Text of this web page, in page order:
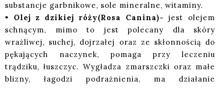
substancje garbnikowe, sole mineralne, witaminy.
• Olej z dzikiej róży(Rosa Canina)- jest olejem
schnącym, mimo to jest polecany dla skóry
wrażliwej, suchej, dojrzałej oraz ze skłonnością do
pękających naczynek, pomaga przy leczeniu
trądziku, łuszczyc. Wygładza zmarszczki oraz małe
blizny, łagodzi podrażnienia, ma działanie